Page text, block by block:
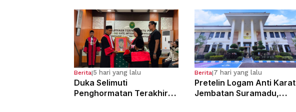
Berita|5 hari yang lalu
Duka Selimuti
Penghormatan Terakhir
Berita|7 hari yang lalu
Pretelin Logam Anti Karat
Jembatan Suramadu,